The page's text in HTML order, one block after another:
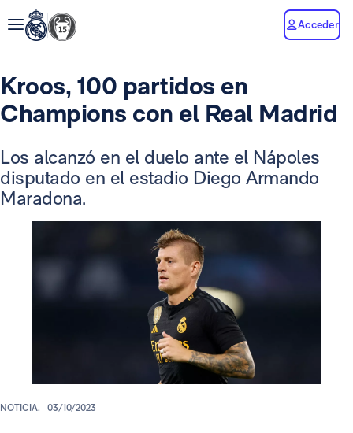
Acceder
Kroos, 100 partidos en
Champions con el Real Madrid
Los alcanzó en el duelo ante el Nápoles
disputado en el estadio Diego Armando
Maradona.
NOTICIA. 03/10/2023